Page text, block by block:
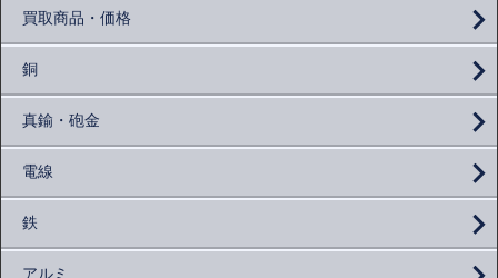
買取商品・価格
銅
真鍮・砲金
電線
鉄
アルミ